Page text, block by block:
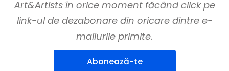
Art&Artists în orice moment făcând click pe
link-ul de dezabonare din oricare dintre e-
mailurile primite.
Abonează-te